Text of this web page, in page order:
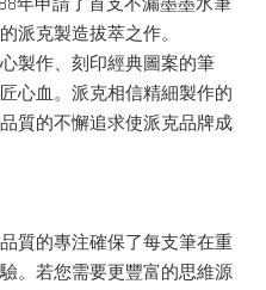
派克製造拔萃之作。
製作、刻印經典圖案的筆
心血。派克相信精細製作的
質的不懈追求使派克品牌成
質的專注確保了每支筆在重
。若您需要更豐富的思維源